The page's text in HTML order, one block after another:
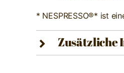
* NESPRESSO®* ist
Zusätzliche